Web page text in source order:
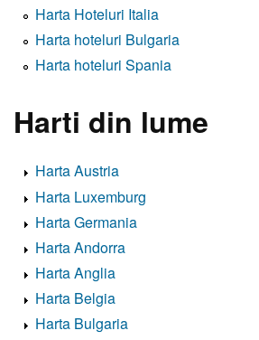
Harta Hoteluri Italia
Harta hoteluri Bulgaria
Harta hoteluri Spania
Harti din lume
Harta Austria
Harta Luxemburg
Harta Germania
Harta Andorra
Harta Anglia
Harta Belgia
Harta Bulgaria